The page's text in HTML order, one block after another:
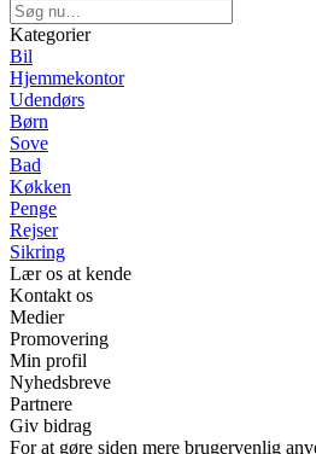
Kategorier
Bil
Hjemmekontor
Udendørs
Børn
Sove
Bad
Køkken
Penge
Rejser
Sikring
Lær os at kende
Kontakt os
Medier
Promovering
Min profil
Nyhedsbreve
Partnere
Giv bidrag
For at gøre siden mere brugervenlig